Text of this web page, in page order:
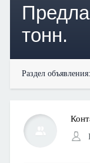
тонн.
Раздел